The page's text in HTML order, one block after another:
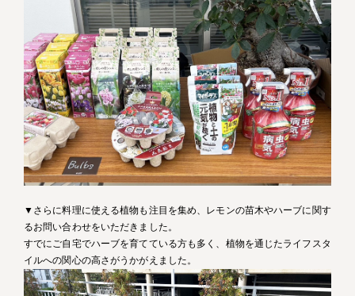
▼さらに料理に使える植物も注目を集め、レモンの苗木やハーブに関す
るお問い合わせをいただきました。
すでにご自宅でハーブを育てている方も多く、植物を通じたライフスタ
イルへの関心の高さがうかがえました。